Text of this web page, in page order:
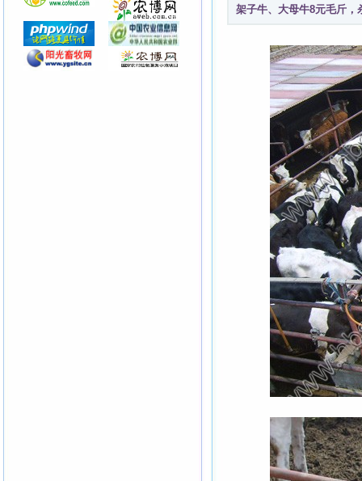
架子牛、大母牛8元毛斤，